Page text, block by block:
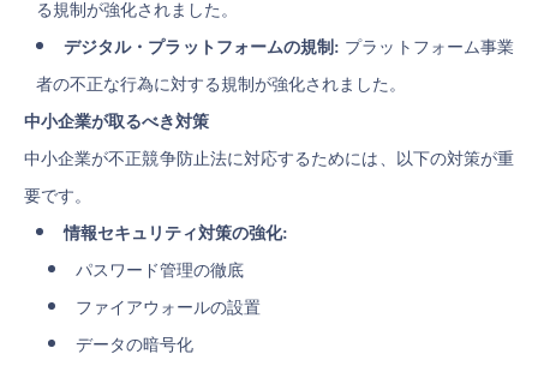
る規制が強化されました。
デジタル・プラットフォームの規制: プラットフォーム事業
者の不正な行為に対する規制が強化されました。
中小企業が取るべき対策
中小企業が不正競争防止法に対応するためには、以下の対策が重
要です。
情報セキュリティ対策の強化:
パスワード管理の徹底
ファイアウォールの設置
データの暗号化